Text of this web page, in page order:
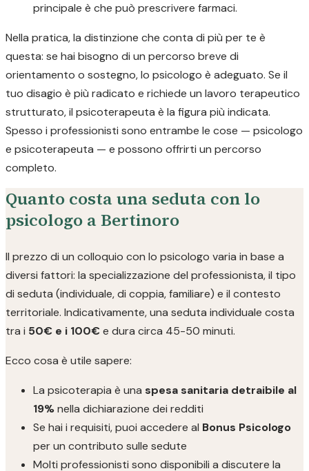
principale è che può prescrivere farmaci.
Nella pratica, la distinzione che conta di più per te è
questa: se hai bisogno di un percorso breve di
orientamento o sostegno, lo psicologo è adeguato. Se il
tuo disagio è più radicato e richiede un lavoro terapeutico
strutturato, il psicoterapeuta è la figura più indicata.
Spesso i professionisti sono entrambe le cose — psicologo
e psicoterapeuta — e possono offrirti un percorso
completo.
Quanto costa una seduta con lo
psicologo a Bertinoro
Il prezzo di un colloquio con lo psicologo varia in base a
diversi fattori: la specializzazione del professionista, il tipo
di seduta (individuale, di coppia, familiare) e il contesto
territoriale. Indicativamente, una seduta individuale costa
tra i 50€ e i 100€ e dura circa 45-50 minuti.
Ecco cosa è utile sapere:
La psicoterapia è una spesa sanitaria detraibile al
19%nella dichiarazione dei redditi
Se hai i requisiti, puoi accedere al Bonus Psicologo
per un contributo sulle sedute
Molti professionisti sono disponibili a discutere la